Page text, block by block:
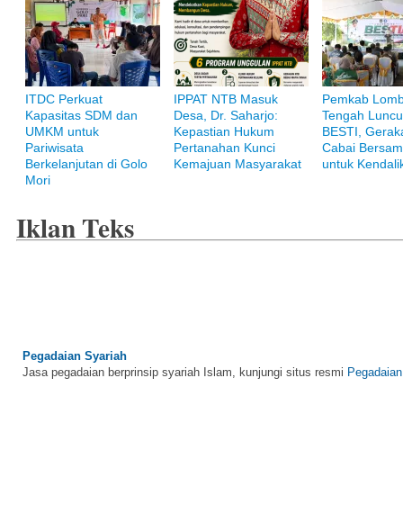
ITDC Perkuat
Kapasitas SDM dan
UMKM untuk
Pariwisata
Berkelanjutan di Golo
Mori
IPPAT NTB Masuk
Desa, Dr. Saharjo:
Kepastian Hukum
Pertanahan Kunci
Kemajuan Masyarakat
Pemkab
Tengah
BESTI,
Cabai
untuk
Iklan Teks
Bank Muamalat
Raih ketenangan dengan akses yang luas di Bank Muamalat